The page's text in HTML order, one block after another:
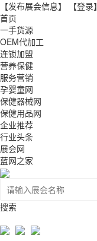
【发布展会信息】
【登录】
首页
一手货源
OEM代加工
连锁加盟
营养保健
服务营销
孕婴童网
保健器械网
保健用品网
企业推荐
行业头条
展会网
蓝网之家
搜索